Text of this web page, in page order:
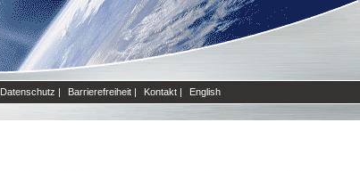
Datenschutz | Barrierefreiheit | Kontakt | English